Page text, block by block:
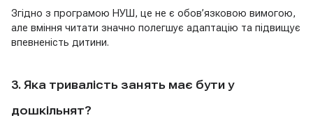
Згідно з програмою НУШ, це не є обов’язковою вимогою,
але вміння читати значно полегшує адаптацію та підвищує
впевненість дитини.
3. Яка тривалість занять має бути у
дошкільнят?